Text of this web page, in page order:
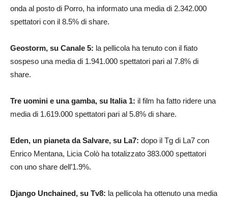
onda al posto di Porro, ha informato una media di 2.342.000
spettatori con il 8.5% di share.
Geostorm, su Canale 5: la pellicola ha tenuto con il fiato
sospeso una media di 1.941.000 spettatori pari al 7.8% di
share.
Tre uomini e una gamba, su Italia 1: il film ha fatto ridere una
media di 1.619.000 spettatori pari al 5.8% di share.
Eden, un pianeta da Salvare, su La7: dopo il Tg di La7 con
Enrico Mentana, Licia Colò ha totalizzato 383.000 spettatori
con uno share dell’1.9%.
Django Unchained, su Tv8: la pellicola ha ottenuto una media